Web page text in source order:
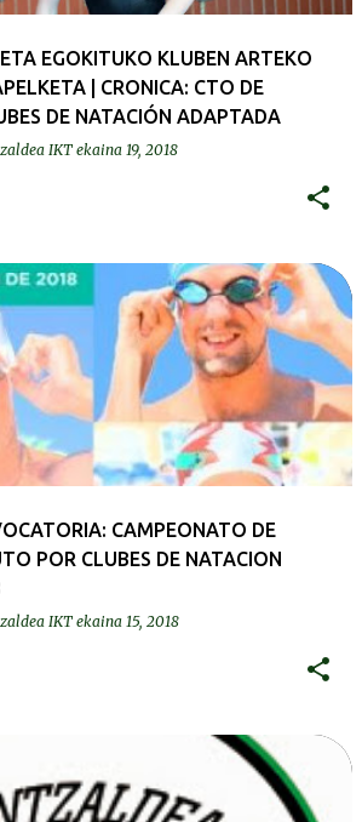
EGOKITUKO KLUBEN ARTEKO
| CRONICA: CTO DE
DE NATACIÓN ADAPTADA
IKTekaina 19, 2018
CAMPEONATO DE
POR CLUBES DE NATACION
IKTekaina 15, 2018